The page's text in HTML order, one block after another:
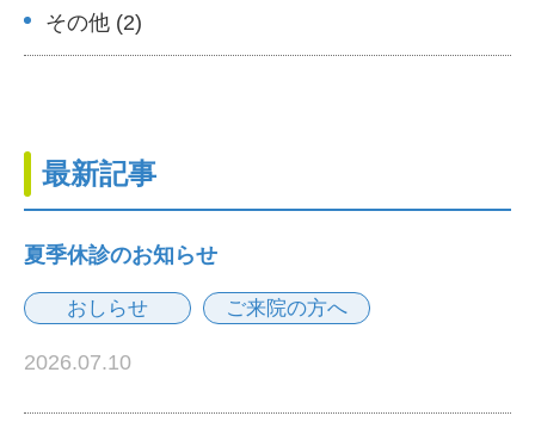
その他 (2)
最新記事
夏季休診のお知らせ
おしらせ ご来院の方へ
2026.07.10